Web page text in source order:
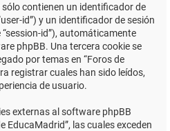
contienen un identificador de
id”) y un identificador de sesión
id”), automáticamente
phpBB. Una tercera cookie se
por temas en “Foros de
registrar cuales han sido leídos,
de usuario.
externas al software phpBB
EducaMadrid”, las cuales exceden